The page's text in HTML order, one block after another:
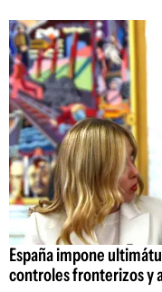
España impone
controles fronterizos y